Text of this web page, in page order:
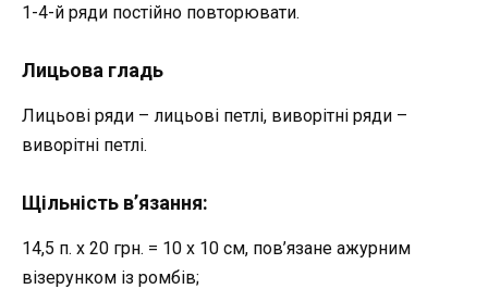
1-4-й ряди постійно повторювати.
Лицьова гладь
Лицьові ряди – лицьові петлі, виворітні ряди –
виворітні петлі.
Щільність в’язання:
14,5 п. х 20 грн. = 10 x 10 см, пов’язане ажурним
візерунком із ромбів;